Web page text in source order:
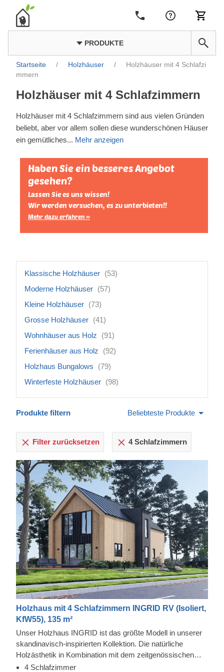
PRODUKTE
Startseite / Holzhäuser /
Holzhäuser mit 4 Schlafzi
mmern
Holzhäuser mit 4 Schlafzimmern
Holzhäuser mit 4 Schlafzimmern sind aus vielen Gründen
beliebt, aber vor allem sollen diese wunderschönen Häuser
ein gemütliches... Mehr anzeigen
Haben Sie ein besseres Angebot
gesehen?
Lassen Sie es uns wissen!
Wir werden versuchen, es zu unterbieten!!
Mehr dazu erfahren »
Klassische Holzhäuser (53)
Moderne Holzhäuser (57)
Kleine Holzhäuser (73)
Grosse Holzhäuser (41)
Wohnhäuser aus Holz
(91)
Ferienhäuser aus Holz
(92)
Holzhaus Bungalows
(79)
Winterfeste Holzhäuser (98)
Produkte filtern Beliebteste Produkte
Filter zurücksetzen 4 Schlafzimmern
Holzhaus mit 4 Schlafzimmern INGRID RV (Isoliert,
KfW55), 135 m²
Unser Holzhaus INGRID ist das größte Modell in unserer
skandinavisch-inspirierten Kollektion. Die natürliche
Holzästhetik in Kombination mit dem zeitgenössischen
Design und schlichten Struktur schafft ein
4 Schlafzimmer